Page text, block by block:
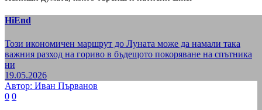
HiEnd
Този икономичен маршрут до Луната може да намали така
важния разход на гориво в бъдещото покоряване на спътника
ни
19.05.2026
Автор: Иван Първанов
0 0